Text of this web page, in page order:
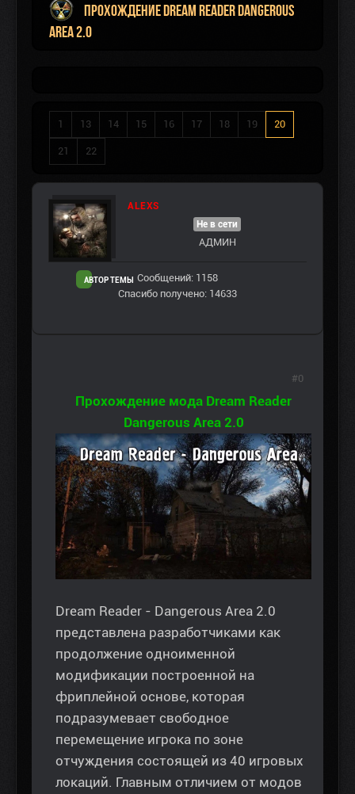
Прохождение Dream Reader Dangerous
Area 2.0
1 13 14 15 16 17 18 19 20
21 22
ALEXS
АВТОР ТЕМЫ
Не в сети
АДМИН
Сообщений: 1158
Спасибо получено: 14633
Прохождение мода Dream Reader
Dangerous Area 2.0
Dream Reader - Dangerous Area 2.0
представлена разработчиками как
продолжение одноименной
модификации построенной на
фриплейной основе, которая
подразумевает свободное
перемещение игрока по зоне
отчуждения состоящей из 40 игровых
локаций. Главным отличием от модов
#0